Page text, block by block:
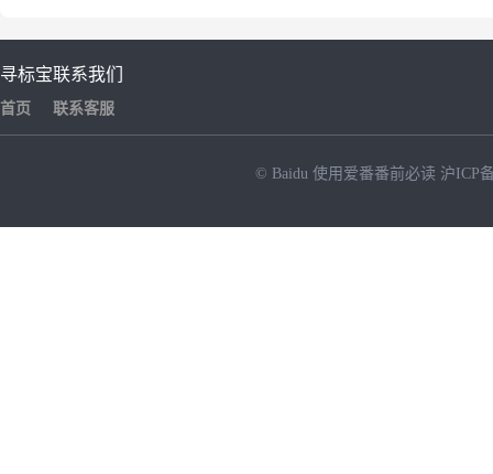
寻标宝
首页
联系我们
联系客服
© Baidu 使用爱番番前必读 沪ICP